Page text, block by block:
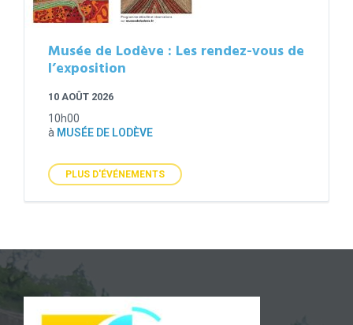
Musée de Lodève : Les rendez-vous de
l’exposition
10 AOÛT 2026
10h00
à MUSÉE DE LODÈVE
PLUS D'ÉVÉNEMENTS